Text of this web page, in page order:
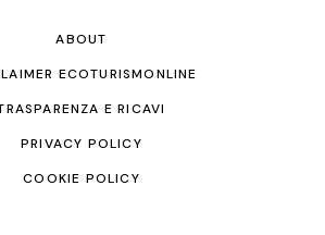
ABOUT
ECOTURISMONLINE
E RICAVI
PRIVACY POLICY
COOKIE POLICY